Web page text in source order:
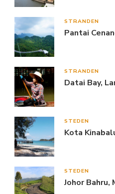
STRANDEN
Pantai
STRANDEN
Datai Bay,
STEDEN
Kota
STEDEN
Johor Bahru,